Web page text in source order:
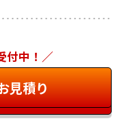
付中！／
見積り